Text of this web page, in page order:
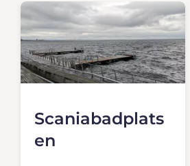
Scaniabadplats
en